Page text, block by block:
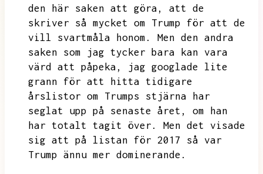
den här saken att göra,
att de
skriver så mycket om Trump för att de
vill svartmåla honom.
Men den andra
saken som jag tycker bara kan vara
värd att påpeka,
jag googlade lite
grann för att hitta tidigare
årslistor om Trumps stjärna har
seglat upp på senaste året,
om han
har totalt tagit över.
Men det visade
sig att på listan för 2017 så var
Trump ännu mer dominerande.